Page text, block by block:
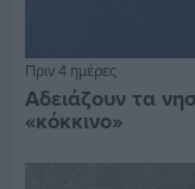
Πριν 4 ημέρες
Αδειάζουν τα
«κόκκινο»